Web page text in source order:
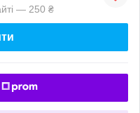
— 250 ₴